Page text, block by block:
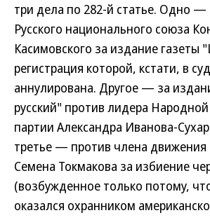
три дела по 282-й статье. Одно —
Русского национального союза
Касимовского за издание газеты
регистрация которой, кстати, в
аннулирована. Другое — за
русский" против лидера
партии Александра Иванова-
третье — против члена движения
Семена Токмакова за избиение
(возбужденное только потому,
оказался охранником